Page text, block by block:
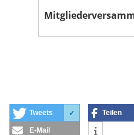
Tweets ✓ Teilen
E-Mail